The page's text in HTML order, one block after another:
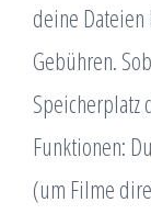
deine Dateien
Gebühren.
Speicherplatz
Funktionen:
(um Filme